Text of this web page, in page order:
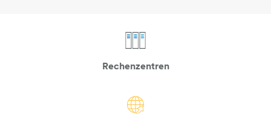
3-datentuerme
Rechenzentren